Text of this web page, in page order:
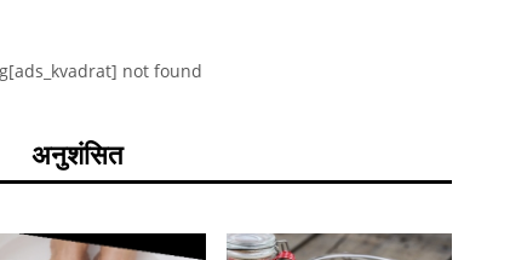
not found
अनुशंसित